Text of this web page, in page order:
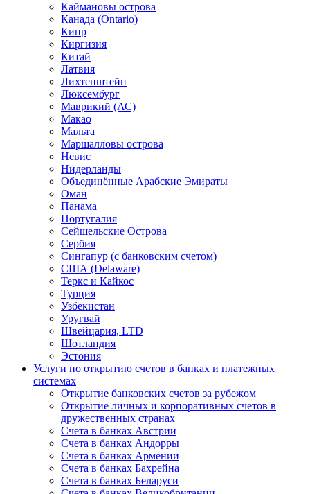
Каймановы острова
Канада (Ontario)
Кипр
Киргизия
Китай
Латвия
Лихтенштейн
Люксембург
Маврикий (АС)
Макао
Мальта
Маршалловы острова
Нeвис
Нидерланды
Объединённые Арабские Эмираты
Оман
Панама
Португалия
Сейшельские Острова
Сербия
Сингапур (c банковским счетом)
США (Delaware)
Теркс и Кайкос
Турция
Узбекистан
Уругвай
Швейцария, LTD
Шотландия
Эстония
Услуги по открытию счетов в банках и платежных
системах
Открытие банковских счетов за рубежом
Открытие личных и корпоративных счетов в
дружественных странах
Счета в банках Австрии
Счета в банках Андорры
Счета в банках Армении
Счета в банках Бахрейна
Счета в банках Беларуси